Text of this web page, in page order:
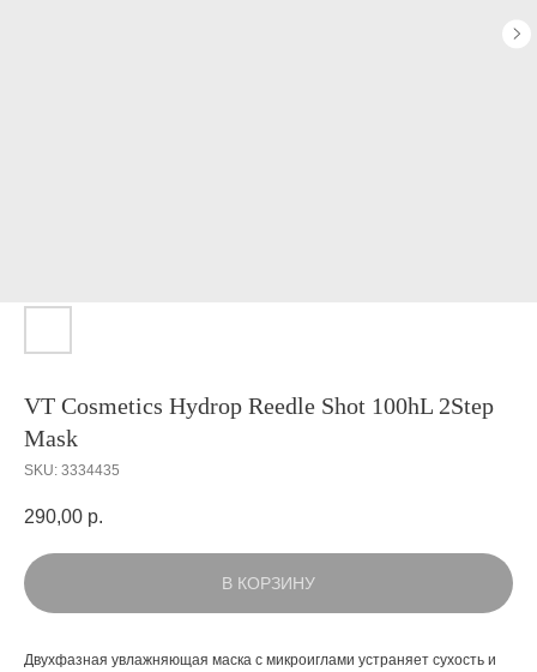
VT Cosmetics Hydrop Reedle Shot 100hL 2Step
Mask
SKU: 3334435
290,00 р.
В КОРЗИНУ
Двухфазная увлажняющая маска с микроиглами устраняет сухость и